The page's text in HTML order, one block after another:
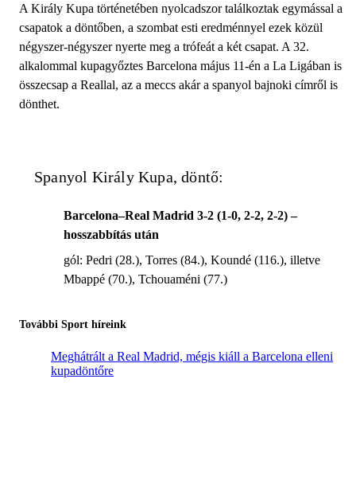
A Király Kupa történetében nyolcadszor találkoztak egymással a
csapatok a döntőben, a szombat esti eredménnyel ezek közül
négyszer-négyszer nyerte meg a trófeát a két csapat. A 32.
alkalommal kupagyőztes Barcelona május 11-én a La Ligában is
összecsap a Reallal, az a meccs akár a spanyol bajnoki címről is
dönthet.
Spanyol Király Kupa, döntő:
Barcelona–Real Madrid 3-2 (1-0, 2-2, 2-2) –
hosszabbítás után
gól: Pedri (28.), Torres (84.), Koundé (116.), illetve
Mbappé (70.), Tchouaméni (77.)
További Sport híreink
Meghátrált a Real Madrid, mégis kiáll a Barcelona elleni
kupadöntőre